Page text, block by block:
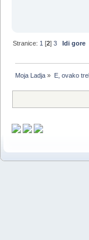
Stranice: 1 [2]3 Idi gore
Moja Ladja » E, ovako